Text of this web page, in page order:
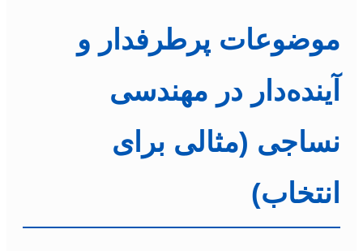
موضوعات پرطرفدار و
آینده‌دار در مهندسی
نساجی (مثالی برای
انتخاب)